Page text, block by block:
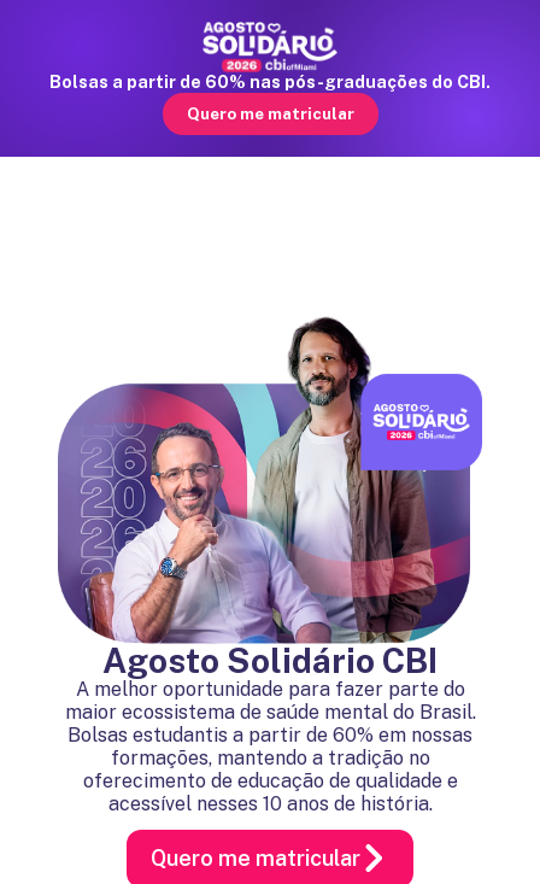
Bolsas a partir de 60% nas pós-graduações do CBI.
Quero me matricular
☰
Agosto Solidário CBI
A melhor oportunidade para fazer parte do
maior ecossistema de saúde mental do Brasil.
Bolsas estudantis a partir de 60% em nossas
formações, mantendo a tradição no
oferecimento de educação de qualidade e
acessível nesses 10 anos de história.
Quero me matricular